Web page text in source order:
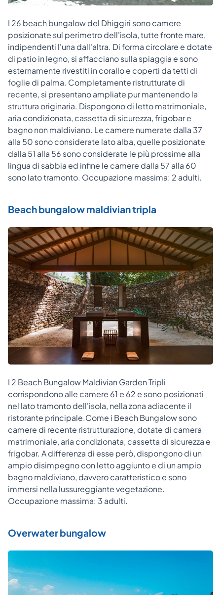
I 26 beach bungalow del Dhiggiri sono camere
posizionate sul perimetro dell'isola, tutte fronte mare,
indipendenti l'una dall'altra. Di forma circolare e dotate
di patio in legno, si affacciano sulla spiaggia e sono
esternamente rivestiti in corallo e coperti da tetti di
foglie di palma. Completamente ristrutturate di
recente, si presentano ampliate pur mantenendo la
struttura originaria. Dispongono di letto matrimoniale,
aria condizionata, cassetta di sicurezza, frigobar e
bagno non maldiviano. Le camere numerate dalla 37
alla 50 sono considerate lato alba, quelle posizionate
dalla 51 alla 56 sono considerate le più prossime alla
lingua di sabbia ed infine le camere dalla 57 alla 60
sono lato tramonto. Occupazione massima: 2 adulti.
Beach bungalow maldivian tripla
I 2 Beach Bungalow Maldivian Garden Tripli
corrispondono alle camere 61 e 62 e sono posizionati
nel lato tramonto dell'isola, nella zona adiacente il
ristorante principale.Come i Beach Bungalow sono
camere di recente ristrutturazione, dotate di camera
matrimoniale, aria condizionata, cassetta di sicurezza e
frigobar. A differenza di esse però, dispongono di un
ampio disimpegno con letto aggiunto e di un ampio
bagno maldiviano, davvero caratteristico e sono
immersi nella lussureggiante vegetazione.
Occupazione massima: 3 adulti.
Overwater bungalow